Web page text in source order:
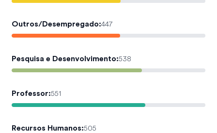
Outros/Desempregado:447
Pesquisa e Desenvolvimento:538
Professor:551
Recursos Humanos:505